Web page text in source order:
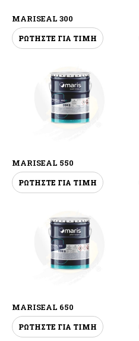
MARISEAL 300
ΡΩΤΗΣΤΕ ΓΙΑ ΤΙΜΗ
MARISEAL 550
ΡΩΤΗΣΤΕ ΓΙΑ ΤΙΜΗ
MARISEAL 650
ΡΩΤΗΣΤΕ ΓΙΑ ΤΙΜΗ